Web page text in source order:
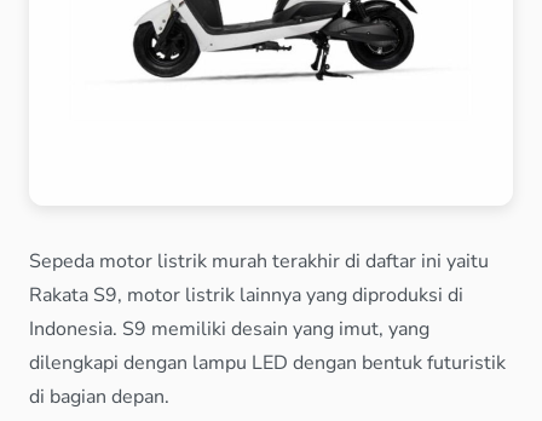
Sepeda motor listrik murah terakhir di daftar ini yaitu
Rakata S9, motor listrik lainnya yang diproduksi di
Indonesia. S9 memiliki desain yang imut, yang
dilengkapi dengan lampu LED dengan bentuk futuristik
di bagian depan.